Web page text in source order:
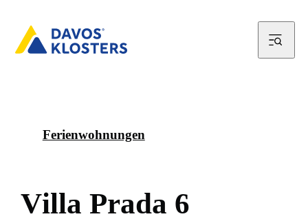
Ferienwohnungen
Villa Prada 6